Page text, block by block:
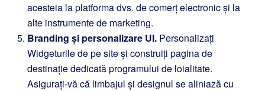
acesteia la platforma dvs. de comerț electronic și la
alte instrumente de marketing.
Branding și personalizare UI. Personalizați
Widgeturile de pe site și construiți pagina de
destinație dedicată programului de loialitate.
Asigurați-vă că limbajul și designul se aliniază cu